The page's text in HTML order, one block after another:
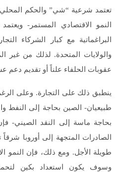
تعتمد شرعية “شي” والحكم
النمو الاقتصادي المستمر-
البراغماتية مع كبار الشركاء
والولايات المتحدة. لذلك من غير
عقوبات الحلفاء علناً أو تقديم
ينطبق ذلك على التجارة. وعلى
طبيعيان- الصين بحاجة إلى النفط
بحاجة ماسة إلى النقد الصيني- فإن
الصادرات المتجهة إلى أوروبا
طويلة الأجل. ومع ذلك، فإن النمو
وسوف يكون استعداد بكين